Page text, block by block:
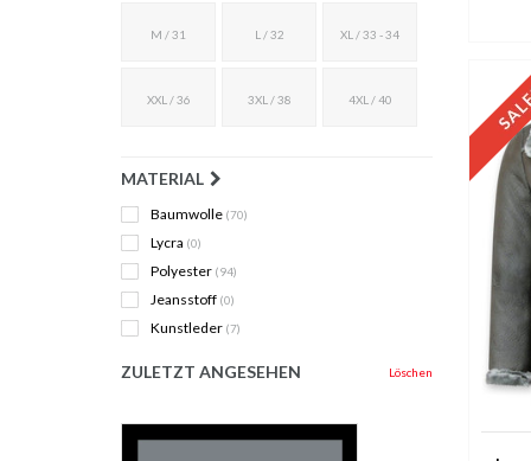
M / 31 L / 32 XL / 33 - 34
XXL / 36 3XL / 38 4XL / 40
MATERIAL
Baumwolle (70)
Lycra (0)
Polyester (94)
Jeansstoff (0)
Kunstleder (7)
ZULETZT ANGESEHEN Löschen